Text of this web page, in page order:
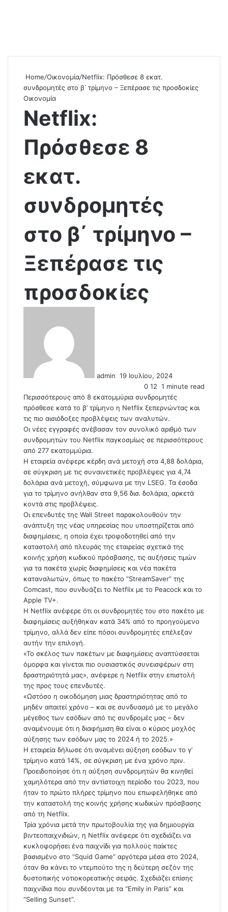
Home/Οικονομία/Netflix: Πρόσθεσε 8 εκατ.
συνδρομητές στο β΄ τρίμηνο – Ξεπέρασε τις προσδοκίες
Οικονομία
Netflix:
Πρόσθεσε 8
εκατ.
συνδρομητές
στο β΄ τρίμηνο –
Ξεπέρασε τις
προσδοκίες
admin e
a
l
19 Ιουλίου, 2024
0 12 1 minute read
Περισσότερους από 8 εκατομμύρια συνδρομητές
πρόσθεσε κατά το β’ τρίμηνο η Netflix ξεπερνώντας και
τις πιο αισιόδοξες προβλέψεις των αναλυτών.
Οι νέες εγγραφές ανέβασαν τον συνολικό αριθμό των
συνδρομητών του Netflix παγκοσμίως σε περισσότερους
από 277 εκατομμύρια.
Η εταιρεία ανέφερε κέρδη ανά μετοχή στα 4,88 δολάρια,
σε σύγκριση με τις συναινετικές προβλέψεις για 4,74
δολάρια ανά μετοχή, σύμφωνα με την LSEG. Τα έσοδα
για το τρίμηνο ανήλθαν στα 9,56 δισ. δολάρια, αρκετά
κοντά στις προβλέψεις.
Οι επενδυτές της Wall Street παρακολουθούν την
ανάπτυξη της νέας υπηρεσίας που υποστηρίζεται από
διαφημίσεις, η οποία έχει τροφοδοτηθεί από την
καταστολή από πλευράς της εταιρείας σχετικά της
κοινής χρήση κωδικού πρόσβασης, τις αυξήσεις τιμών
για τα πακέτα χωρίς διαφημίσεις και νέα πακέτα
καταναλωτών, όπως το πακέτο “StreamSaver” της
Comcast, που συνδυάζει το Netflix με το Peacock και το
Apple TV+.
Η Netflix ανέφερε ότι οι συνδρομητές του στο πακέτο με
διαφημίσεις αυξήθηκαν κατά 34% από το προηγούμενο
τρίμηνο, αλλά δεν είπε πόσοι συνδρομητές επέλεξαν
αυτήν την επιλογή.
«Το σκέλος των πακέτων με διαφημίσεις αναπτύσσεται
όμορφα και γίνεται πιο ουσιαστικός συνεισφέρων στη
δραστηριότητά μας», ανέφερε η Netflix στην επιστολή
της προς τους επενδυτές.
«Ωστόσο η οικοδόμηση μιας δραστηριότητας από το
μηδέν απαιτεί χρόνο – και σε συνδυασμό με το μεγάλο
μέγεθος των εσόδων από τις συνδρομές μας – δεν
αναμένουμε ότι η διαφήμιση θα είναι ο κύριος μοχλός
αύξησης των εσόδων μας το 2024 ή το 2025.»
Η εταιρεία δήλωσε ότι αναμένει αύξηση εσόδων το γ’
τρίμηνο κατά 14%, σε σύγκριση με ένα χρόνο πριν.
Προειδοποίησε ότι η αύξηση συνδρομητών θα κινηθεί
χαμηλότερα από την αντίστοιχη περίοδο του 2023, που
ήταν το πρώτο πλήρες τρίμηνο που επωφελήθηκε από
την καταστολή της κοινής χρήσης κωδικών πρόσβασης
από τη Netflix.
Τρία χρόνια μετά την πρωτοβουλία της για δημιουργία
βιντεοπαιχνιδιών, η Netflix ανέφερε ότι σχεδιάζει να
κυκλοφορήσει ένα παιχνίδι για πολλούς παίκτες
βασισμένο στο “Squid Game” αργότερα μέσα στο 2024,
όταν θα κάνει το ντεμπούτο της η δεύτερη σεζόν της
δυστοπικής νοτιοκορεατικής σειράς. Σχεδιάζει επίσης
παιχνίδια που συνδέονται με τα “Emily in Paris” και
“Selling Sunset”.